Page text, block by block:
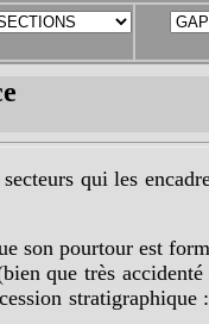
qui les
son pourtour est
que très